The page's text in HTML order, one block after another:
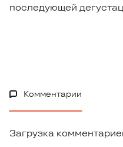
последующей
Комментарии
Загрузка